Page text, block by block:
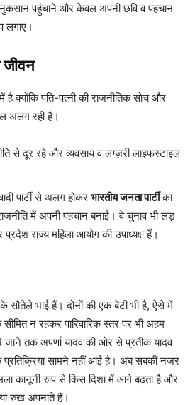
नुकसान पहुंचाने और केवल अपनी छवि व पहचान
लगाए।
जीवन
है क्योंकि पति-पत्नी की राजनीतिक सोच और
अलग रही है।
से दूर रहे और व्यवसाय व लग्ज़री लाइफस्टाइल
पार्टी से अलग होकर भारतीय जनता पार्टीका
में अपनी पहचान बनाई। वे चुनाव भी लड़
राज्य महिला आयोग की उपाध्यक्ष हैं।
सौतेले भाई हैं। दोनों की एक बेटी भी है, ऐसे में
न रहकर पारिवारिक स्तर पर भी अहम
जाने तक अपर्णा यादव की ओर से प्रतीक यादव
प्रतिक्रिया सामने नहीं आई है। अब सबकी नजर
कानूनी रूप से किस दिशा में आगे बढ़ता है और
रुख अपनाते हैं।